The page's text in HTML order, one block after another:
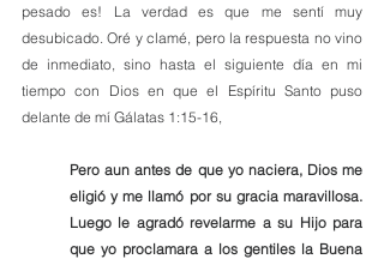
pesado es! La verdad es que me sentí muy
desubicado. Oré y clamé, pero la respuesta no vino
de inmediato, sino hasta el siguiente día en mi
tiempo con Dios en que el Espíritu Santo puso
delante de mí Gálatas 1:15-16,
Pero aun antes de que yo naciera, Dios me
eligió y me llamó por su gracia maravillosa.
Luego le agradó revelarme a su Hijo para
que yo proclamara a los gentiles la Buena